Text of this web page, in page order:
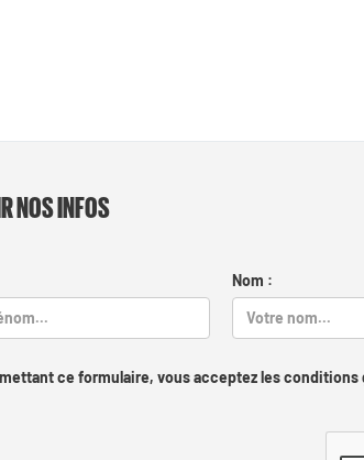
NOS INFOS
Nom :
ce formulaire, vous acceptez les conditions